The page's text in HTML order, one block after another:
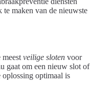
te maken van de nieuwste
veilige sloten voor
gaat om een nieuw slot of
oplossing optimaal is